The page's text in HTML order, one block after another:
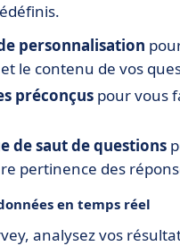
personnalisation
le contenu de vos
préconçus pour vous
de saut de questions
pertinence des
en temps réel
analysez vos